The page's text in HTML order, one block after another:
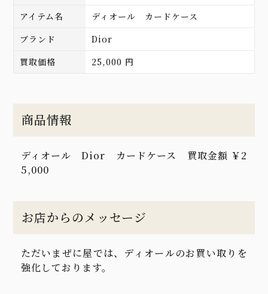
アイテム名
ディオール カードケース
ブランド
Dior
買取価格
25,000 円
商品情報
ディオール Dior カードケース 買取金額 ￥2
5,000
お店からのメッセージ
ただいまぜに屋では、ディオールのお買い取りを
強化しております。